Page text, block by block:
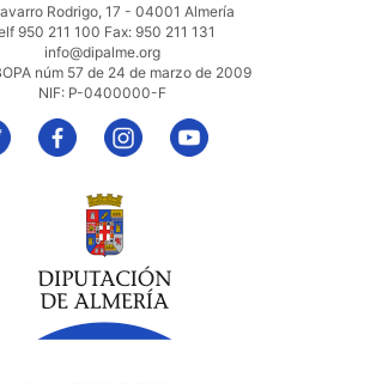
Rodrigo, 17 - 04001 Almería
950 211 100 Fax: 950 211 131
info@dipalme.org
núm 57 de 24 de marzo de 2009
NIF: P-0400000-F